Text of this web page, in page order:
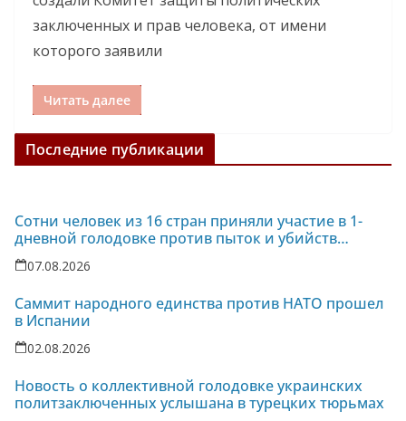
заключенных и прав человека, от имени
которого заявили
Читать далее
Последние публикации
Сотни человек из 16 стран приняли участие в 1-
дневной голодовке против пыток и убийств
политзаключенных на Украине
07.08.2026
Саммит народного единства против НАТО прошел
в Испании
02.08.2026
Новость о коллективной голодовке украинских
политзаключенных услышана в турецких тюрьмах